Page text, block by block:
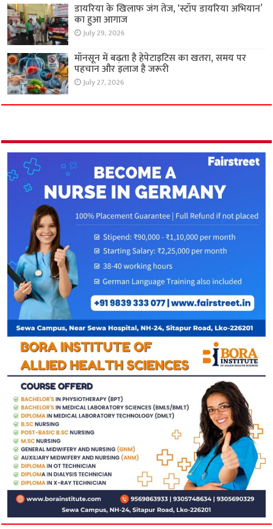
डायरिया के खिलाफ जंग तेज, ‘स्टॉप डायरिया अभियान’
का हुआ आगाज
July 29, 2026
मॉनसून में बढ़ता है हेपेटाइटिस का खतरा, समय पर
पहचान और इलाज है जरूरी
July 27, 2026